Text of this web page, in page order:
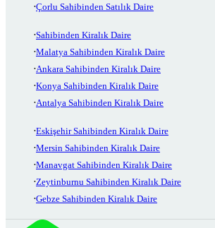
Çorlu Sahibinden Satılık Daire
Sahibinden Kiralık Daire
Malatya Sahibinden Kiralık Daire
Ankara Sahibinden Kiralık Daire
Konya Sahibinden Kiralık Daire
Antalya Sahibinden Kiralık Daire
Eskişehir Sahibinden Kiralık Daire
Mersin Sahibinden Kiralık Daire
Manavgat Sahibinden Kiralık Daire
Zeytinburnu Sahibinden Kiralık Daire
Gebze Sahibinden Kiralık Daire